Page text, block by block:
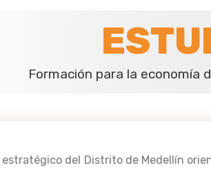
Formación para la economía
del Distrito de Medellín